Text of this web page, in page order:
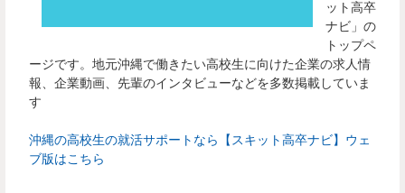
ット高卒
ナビ」の
トップペ
ージです。地元沖縄で働きたい高校生に向けた企業の求人情
報、企業動画、先輩のインタビューなどを多数掲載していま
す
沖縄の高校生の就活サポートなら【スキット高卒ナビ】ウェ
ブ版はこちら